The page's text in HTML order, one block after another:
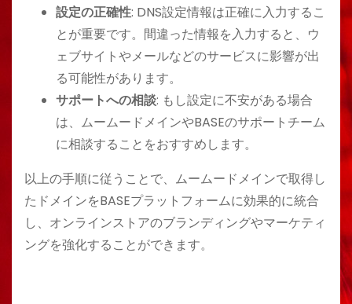
設定の正確性: DNS設定情報は正確に入力するこ
とが重要です。間違った情報を入力すると、ウ
ェブサイトやメールなどのサービスに影響が出
る可能性があります。
サポートへの相談: もし設定に不安がある場合
は、ムームードメインやBASEのサポートチーム
に相談することをおすすめします。
以上の手順に従うことで、ムームードメインで取得し
たドメインをBASEプラットフォームに効果的に統合
し、オンラインストアのブランディングやマーケティ
ングを強化することができます。